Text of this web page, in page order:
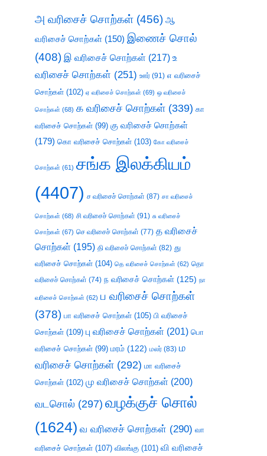
அ வரிசைச் சொற்கள் (456) ஆ
வரிசைச் சொற்கள் (150) இணைச் சொல்
(408) இ வரிசைச் சொற்கள் (217) உ
வரிசைச் சொற்கள் (251) ஊர் (91) எ வரிசைச்
சொற்கள் (102) ஏ வரிசைச் சொற்கள் (69) ஒ வரிசைச்
சொற்கள் (68) க வரிசைச் சொற்கள் (339) கா
வரிசைச் சொற்கள் (99) கு வரிசைச் சொற்கள்
(179) கொ வரிசைச் சொற்கள் (103) கோ வரிசைச்
சொற்கள் (61) சங்க இலக்கியம்
(4407) ச வரிசைச் சொற்கள் (87) சா வரிசைச்
சொற்கள் (68) சி வரிசைச் சொற்கள் (91) சு வரிசைச்
சொற்கள் (67) செ வரிசைச் சொற்கள் (77) த வரிசைச்
சொற்கள் (195) தி வரிசைச் சொற்கள் (82) து
வரிசைச் சொற்கள் (104) தெ வரிசைச் சொற்கள் (62) தொ
வரிசைச் சொற்கள் (74) ந வரிசைச் சொற்கள் (125) நா
வரிசைச் சொற்கள் (62) ப வரிசைச் சொற்கள்
(378) பா வரிசைச் சொற்கள் (105) பி வரிசைச்
சொற்கள் (109) பு வரிசைச் சொற்கள் (201) பொ
வரிசைச் சொற்கள் (99) மரம் (122) மலர் (83) ம
வரிசைச் சொற்கள் (292) மா வரிசைச்
சொற்கள் (102) மு வரிசைச் சொற்கள் (200)
வடசொல் (297) வழக்குச் சொல்
(1624) வ வரிசைச் சொற்கள் (290) வா
வரிசைச் சொற்கள் (107) விலங்கு (101) வி வரிசைச்